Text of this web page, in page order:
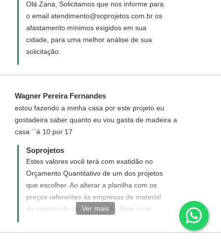
Olá Zana, Solicitamos que nos informe para
o email atendimento@soprojetos.com.br os
afastamento mínimos exigidos em sua
cidade, para uma melhor análise de sua
solicitação.
Wagner Pereira Fernandes
estou fazendo a minha casa por este projeto eu
gostadeira saber quanto eu vou gasta de madeira a
casa ´´é 10 por 17
Soprojetos
Estes valores você terá com exatidão no
Orçamento Quantitativo de um dos projetos
que escolher. Ao alterar a planilha com os
preços referentes às empresas de material
de construção de sua cidade. Este é um
precisão de quanto irá gastar com toda a
Ver mais